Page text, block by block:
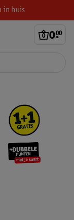
in huis
0.
00